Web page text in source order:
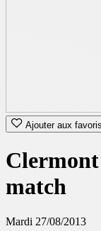
Ajouter aux favoris
match
Mardi 27/08/2013